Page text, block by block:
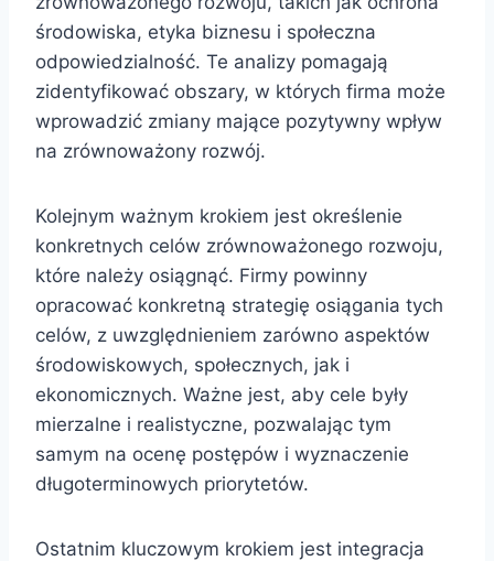
środowiska, etyka biznesu i społeczna
odpowiedzialność. Te analizy pomagają
zidentyfikować obszary, w których firma może
wprowadzić zmiany mające pozytywny wpływ
na zrównoważony rozwój.
Kolejnym ważnym krokiem jest określenie
konkretnych celów zrównoważonego rozwoju,
które należy osiągnąć. Firmy powinny
opracować konkretną strategię osiągania tych
celów, z uwzględnieniem zarówno aspektów
środowiskowych, społecznych, jak i
ekonomicznych. Ważne jest, aby cele były
mierzalne i realistyczne, pozwalając tym
samym na ocenę postępów i wyznaczenie
długoterminowych priorytetów.
Ostatnim kluczowym krokiem jest integracja